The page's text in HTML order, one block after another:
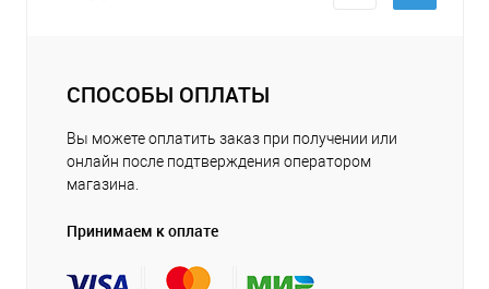
СПОСОБЫ ОПЛАТЫ
Вы можете оплатить заказ при получении или
онлайн после подтверждения оператором
магазина.
Принимаем к оплате